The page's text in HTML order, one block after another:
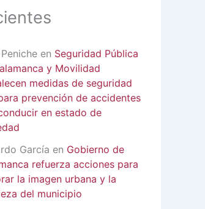
en Seguridad Pública
y Movilidad
medidas de seguridad
prevención de accidentes
en estado de
García en Gobierno de
refuerza acciones para
la imagen urbana y la
del municipio